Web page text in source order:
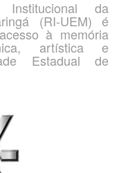
da
(RI-UEM) é
à memória
artística e
Estadual de